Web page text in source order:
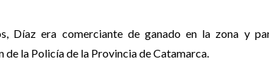
Díaz era comerciante de ganado en la zona y
la Policía de la Provincia de Catamarca.